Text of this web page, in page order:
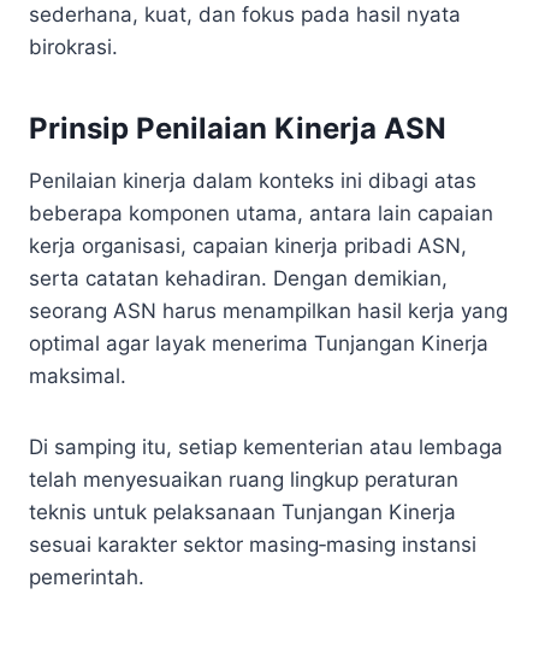
sederhana, kuat, dan fokus pada hasil nyata
birokrasi.
Prinsip Penilaian Kinerja ASN
Penilaian kinerja dalam konteks ini dibagi atas
beberapa komponen utama, antara lain capaian
kerja organisasi, capaian kinerja pribadi ASN,
serta catatan kehadiran. Dengan demikian,
seorang ASN harus menampilkan hasil kerja yang
optimal agar layak menerima Tunjangan Kinerja
maksimal.
Di samping itu, setiap kementerian atau lembaga
telah menyesuaikan ruang lingkup peraturan
teknis untuk pelaksanaan Tunjangan Kinerja
sesuai karakter sektor masing‑masing instansi
pemerintah.